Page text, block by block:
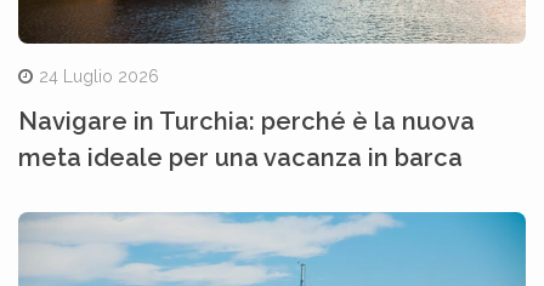
24 Luglio 2026
Navigare in Turchia: perché è la nuova
meta ideale per una vacanza in barca